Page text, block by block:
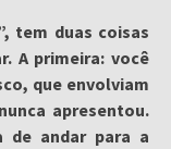
tem duas coisas
A primeira: você
que envolviam
apresentou.
de andar para a